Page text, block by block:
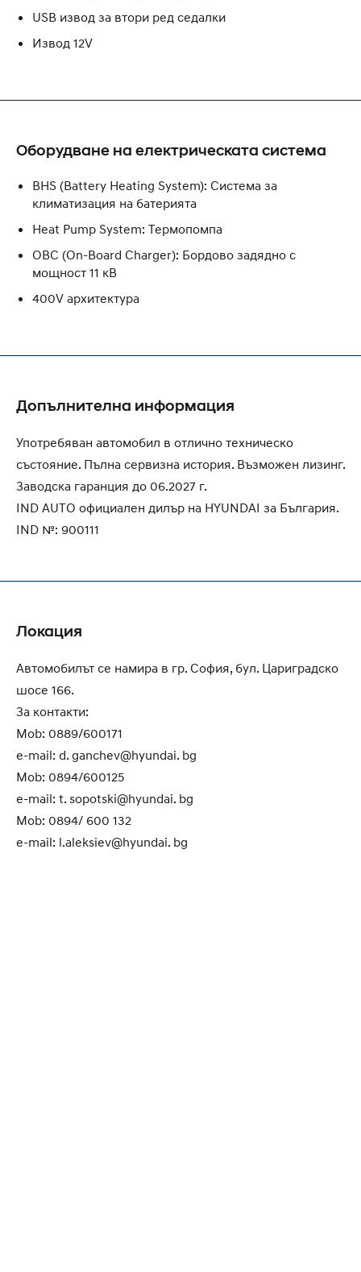
USB извод за втори ред седалки
Извод 12V
Оборудване на електрическата система
BHS (Battery Heating System): Система за
климатизация на батерията
Heat Pump System: Термопомпа
OBC (On-Board Charger): Бордово задядно с
мощност 11 кВ
400V архитектура
Допълнителна информация
Употребяван автомобил в отлично техническо
състояние. Пълна сервизна история. Възможен лизинг.
Заводска гаранция до 06.2027 г.
IND AUTO официален дилър на HYUNDAI за България.
IND №: 900111
Локация
Автомобилът се намира в гр. София, бул. Цариградско
шосе 166.
За контакти:
Mob: 0889/600171
e-mail: d. ganchev@hyundai. bg
Mob: 0894/600125
e-mail: t. sopotski@hyundai. bg
Mob: 0894/ 600 132
e-mail: l.aleksiev@hyundai. bg